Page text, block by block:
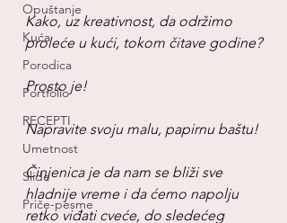
Opuštanje
Kuća
Porodica
Portfolio
RECEPTI
Umetnost
Slide
Priče-pesme
Kako, uz kreativnost, da održimo
proleće u kući, tokom čitave godine?
Prosto je!
Napravite svoju malu, papirnu baštu!
Činjenica je da nam se bliži sve
hladnije vreme i da ćemo napolju
retko viđati cveće, do sledećeg